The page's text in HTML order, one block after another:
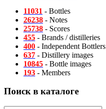
11031 - Bottles
26238 - Notes
25738 - Scores
455 - Brands / distilleries
400 - Independent Bottlers
637 - Distillery images
10845 - Bottle images
193 - Members
Поиск в каталоге